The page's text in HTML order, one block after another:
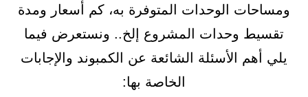
ومساحات الوحدات المتوفرة به، كم أسعار ومدة
تقسيط وحدات المشروع إلخ.. ونستعرض فيما
يلي أهم الأسئلة الشائعة عن الكمبوند والإجابات
الخاصة بها: